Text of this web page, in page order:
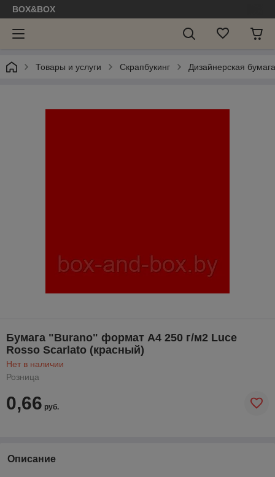
BOX&BOX
Товары и услуги Скрапбукинг Дизайнерская бумага
Бумага "Burano" формат А4 250 г/м2 Luce
Rosso Scarlato (красный)
Нет в наличии
Розница
0,66 руб.
Описание